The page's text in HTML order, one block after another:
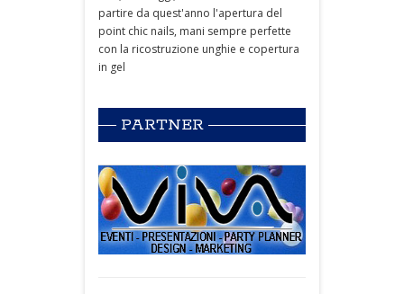
partire da quest'anno l'apertura del
point chic nails, mani sempre perfette
con la ricostruzione unghie e copertura
in gel
PARTNER